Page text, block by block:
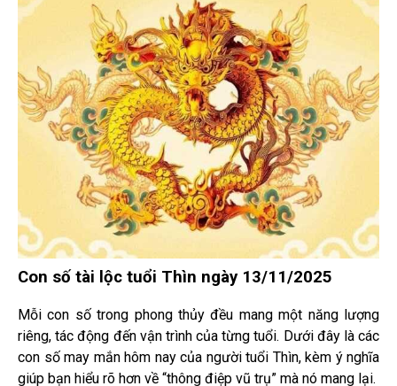
Con số tài lộc tuổi Thìn ngày 13/11/2025
Mỗi con số trong phong thủy đều mang một năng lượng
riêng, tác động đến vận trình của từng tuổi. Dưới đây là các
con số may mắn hôm nay của người tuổi Thìn, kèm ý nghĩa
giúp bạn hiểu rõ hơn về “thông điệp vũ trụ” mà nó mang lại.